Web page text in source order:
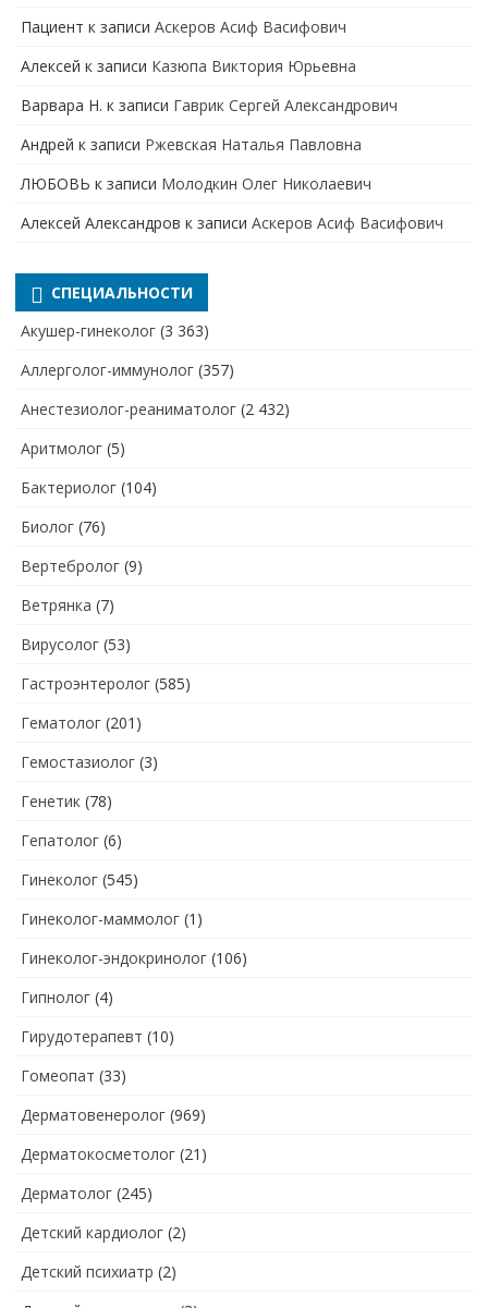
Пациент к записи Аскеров Асиф Васифович
Алексей к записи Казюпа Виктория Юрьевна
Варвара Н. к записи Гаврик Сергей Александрович
Андрей к записи Ржевская Наталья Павловна
ЛЮБОВЬ к записи Молодкин Олег Николаевич
Алексей Александров к записи Аскеров Асиф Васифович
СПЕЦИАЛЬНОСТИ
Акушер-гинеколог (3 363)
Аллерголог-иммунолог (357)
Анестезиолог-реаниматолог (2 432)
Аритмолог (5)
Бактериолог (104)
Биолог (76)
Вертебролог (9)
Ветрянка (7)
Вирусолог (53)
Гастроэнтеролог (585)
Гематолог (201)
Гемостазиолог (3)
Генетик (78)
Гепатолог (6)
Гинеколог (545)
Гинеколог-маммолог (1)
Гинеколог-эндокринолог (106)
Гипнолог (4)
Гирудотерапевт (10)
Гомеопат (33)
Дерматовенеролог (969)
Дерматокосметолог (21)
Дерматолог (245)
Детский кардиолог (2)
Детский психиатр (2)